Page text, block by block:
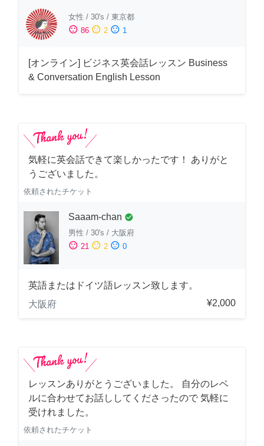
女性 / 30's / 東京都
sentiment_satisfied 86 sentiment_neutral 2 sentiment_dissatisfied 1
[オンライン] ビジネス英会話レッスン Business
& Conversation English Lesson
気軽に英会話できて楽しかったです！ ありがと
うございました。
依頼されたチケット
Saaam-chan check_circle
男性 / 30's / 大阪府
sentiment_satisfied 21 sentiment_neutral 2 sentiment_dissatisfied 0
英語またはドイツ語レッスン致します。
大阪府
¥2,000
レッスンありがとうございました。 自分のレベ
ルに合わせてお話ししてくださったので 気軽に
受けれました。
依頼されたチケット